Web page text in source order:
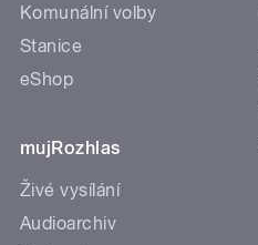
Komunální volby
Stanice
eShop
mujRozhlas
Živé vysílání
Audioarchiv